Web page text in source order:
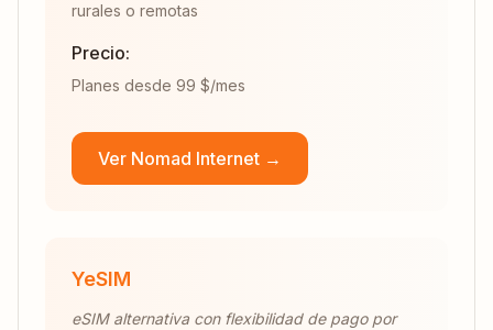
rurales o remotas
Precio:
Planes desde 99 $/mes
Ver Nomad Internet →
YeSIM
eSIM alternativa con flexibilidad de pago por